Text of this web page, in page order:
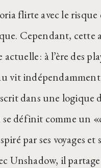
flirte avec le risque
Cependant, cette
: à l’ère des
vit
dans une logique
définit comme un
par ses voyages et
Unshadow, il